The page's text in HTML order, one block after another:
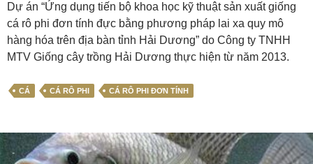
Dự án “Ứng dụng tiến bộ khoa học kỹ thuật sản xuất giống
cá rô phi đơn tính đực bằng phương pháp lai xa quy mô
hàng hóa trên địa bàn tỉnh Hải Dương” do Công ty TNHH
MTV Giống cây trồng Hải Dương thực hiện từ năm 2013.
CÁ CÁ RÔ PHI CÁ RÔ PHI ĐƠN TÍNH